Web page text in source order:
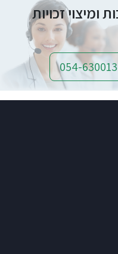
זכויות